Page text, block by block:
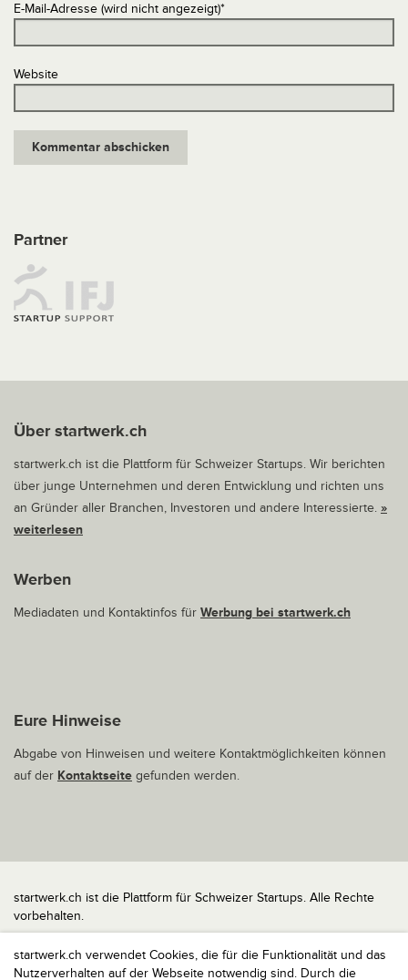
startwerk.ch verwendet Cookies, die für die Funktionalität und das
Nutzerverhalten auf der Webseite notwendig sind. Durch die
E-Mail-Adresse (wird nicht angezeigt)*
Website
Partner
Über startwerk.ch
startwerk.ch ist die Plattform für Schweizer Startups. Wir berichten
über junge Unternehmen und deren Entwicklung und richten uns
an Gründer aller Branchen, Investoren und andere Interessierte. »
weiterlesen
Werben
Mediadaten und Kontaktinfos für Werbung bei startwerk.ch
Eure Hinweise
Abgabe von Hinweisen und weitere Kontaktmöglichkeiten können
auf der Kontaktseite gefunden werden.
startwerk.ch ist die Plattform für Schweizer Startups. Alle Rechte
vorbehalten.
Impressum
Kontakt